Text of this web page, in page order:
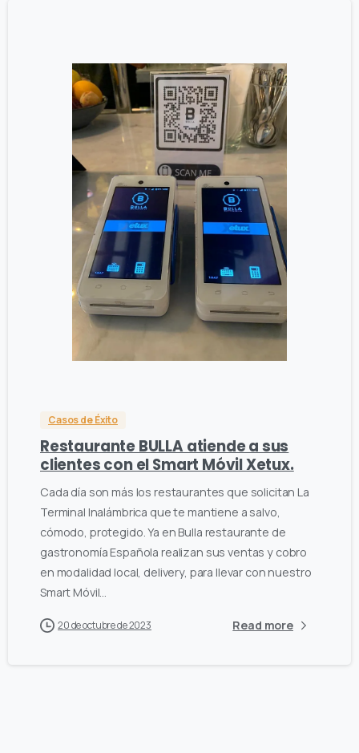
Casos de Éxito
Restaurante BULLA atiende a sus
clientes con el Smart Móvil Xetux.
Cada día son más los restaurantes que solicitan La
Terminal Inalámbrica que te mantiene a salvo,
cómodo, protegido. Ya en Bulla restaurante de
gastronomía Española realizan sus ventas y cobro
en modalidad local, delivery, para llevar con nuestro
Smart Móvil...
20 de octubre de 2023 Read more